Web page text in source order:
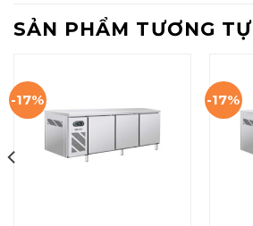
SẢN PHẨM TƯƠNG TỰ
-17% -17%